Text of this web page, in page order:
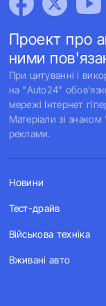
Проект про
ними
При цитуванні і
на "Auto24"
мережі Інтернет
Матеріали зі
реклами.
Новини
Тест-драйв
Військова техніка
Вживані авто